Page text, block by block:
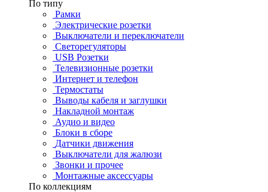
По типу
Рамки
Электрические розетки
Выключатели и переключатели
Светорегуляторы
USB Розетки
Телевизионные розетки
Интернет и телефон
Термостаты
Выводы кабеля и заглушки
Накладной монтаж
Аудио и видео
Блоки в сборе
Датчики движения
Выключатели для жалюзи
Звонки и прочее
Монтажные аксессуары
По коллекциям